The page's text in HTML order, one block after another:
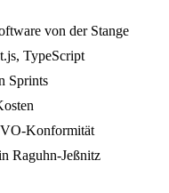
von der Stange
TypeScript
Sprints
Konformität
Raguhn-Jeßnitz